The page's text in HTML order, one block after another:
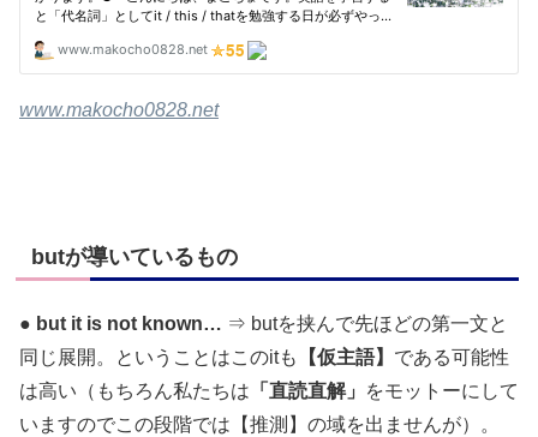
www.makocho0828.net
butが導いているもの
● but it is not known… ⇒ butを挟んで先ほどの第一文と
同じ展開。ということはこのitも
【仮主語】 である可能性
は高い（もちろん私たちは 「直読直解」
をモットーにして
いますのでこの段階では【推測】の域を出ませんが）。